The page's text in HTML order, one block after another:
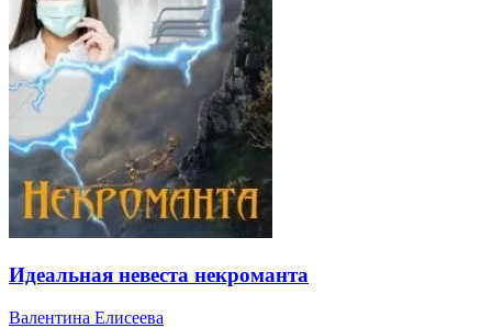
Идеальная невеста некроманта
Валентина Елисеева